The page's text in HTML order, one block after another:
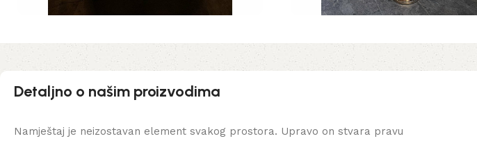
Detaljno o našim proizvodima
Namještaj je neizostavan element svakog prostora. Upravo on stvara pravu